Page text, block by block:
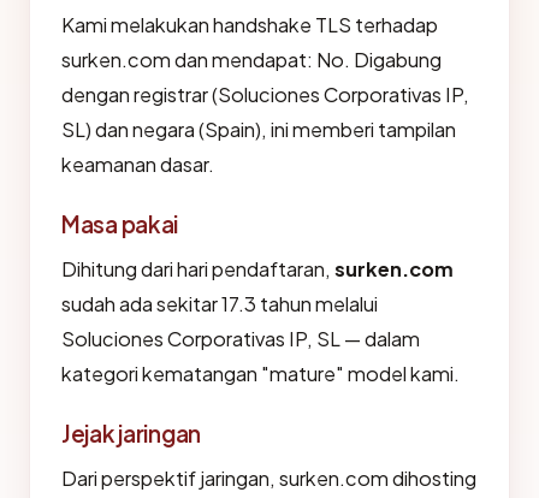
Kami melakukan handshake TLS terhadap
surken.com dan mendapat: No. Digabung
dengan registrar (Soluciones Corporativas IP,
SL) dan negara (Spain), ini memberi tampilan
keamanan dasar.
Masa pakai
Dihitung dari hari pendaftaran, surken.com
sudah ada sekitar 17.3 tahun melalui
Soluciones Corporativas IP, SL — dalam
kategori kematangan "mature" model kami.
Jejak jaringan
Dari perspektif jaringan, surken.com dihosting